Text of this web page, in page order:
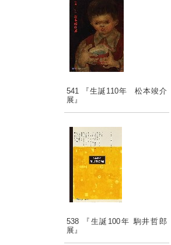
541 『生誕110年 松本竣介
展』
538 『生誕100年 駒井哲郎
展』